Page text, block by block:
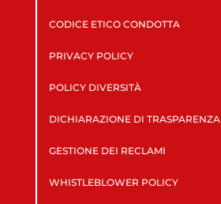
CODICE ETICO CONDOTTA
PRIVACY POLICY
POLICY DIVERSITÀ
DICHIARAZIONE DI TRASPARENZA
GESTIONE DEI RECLAMI
WHISTLEBLOWER POLICY